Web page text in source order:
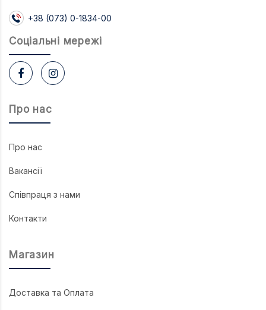
Про нас
Про нас
Вакансії
Співпраця з нами
Контакти
Магазин
Доставка та Оплата
+38 (073) 0-1834-00
Соцiальнi мережi